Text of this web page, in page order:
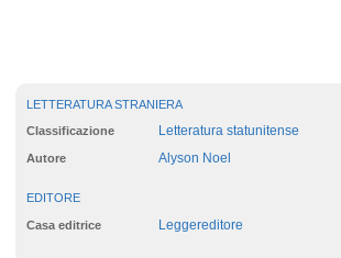
LETTERATURA STRANIERA
Classificazione Letteratura statunitense
Autore Alyson Noel
EDITORE
Casa editrice Leggereditore